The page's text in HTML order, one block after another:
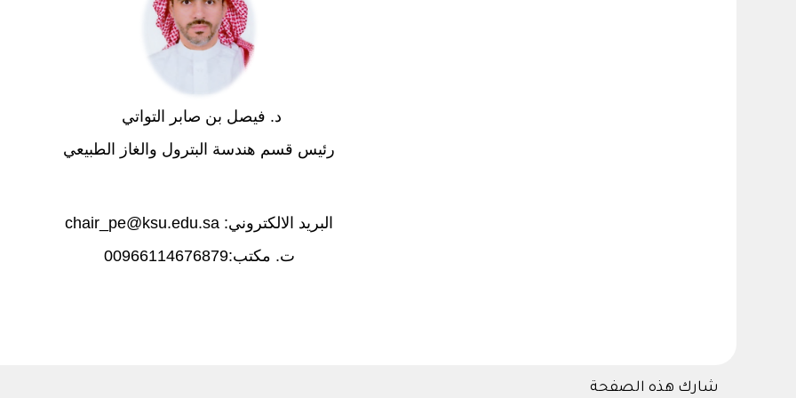
د. فيصل بن صابر التواتي
رئيس قسم هندسة البترول والغاز الطبيعي
البريد الالكتروني: chair_pe@ksu.edu.sa
ت. مكتب:00966114676879
شارك هذه الصفحة